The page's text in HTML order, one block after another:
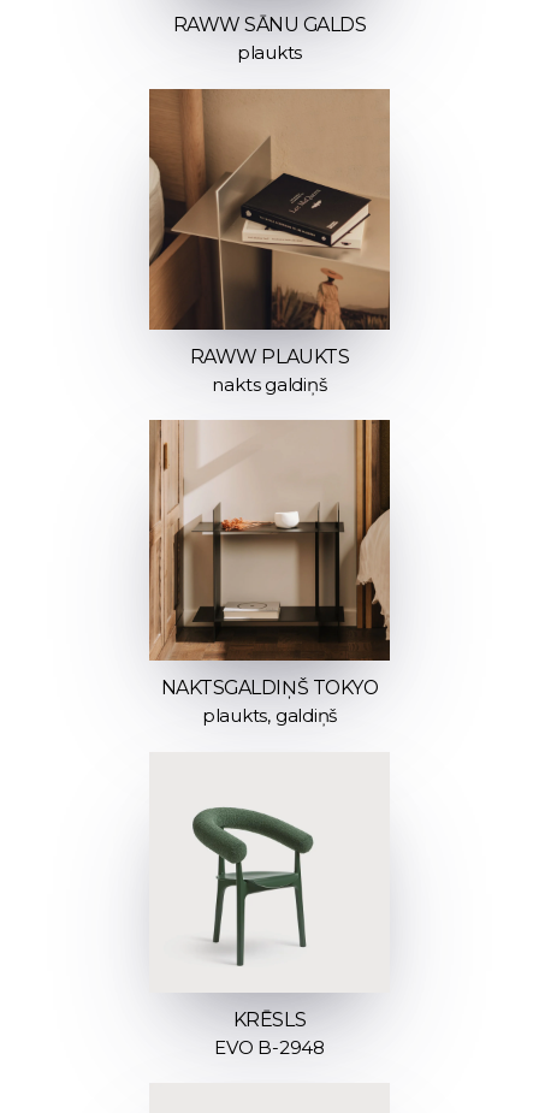
RAWW SĀNU GALDS
plaukts
RAWW PLAUKTS
nakts galdiņš
NAKTSGALDIŅŠ TOKYO
plaukts, galdiņš
KRĒSLS
EVO B-2948